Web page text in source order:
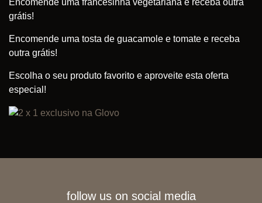
Encomende uma francesinha vegetariana e receba outra
grátis!
Encomende uma tosta de guacamole e tomate e receba
outra grátis!
Escolha o seu produto favorito e aproveite esta oferta
especial!
follow us on social media